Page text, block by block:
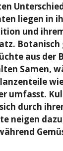
liegen in
und
Botanisch
aus der
Samen,
umfasst.
durch
neigen